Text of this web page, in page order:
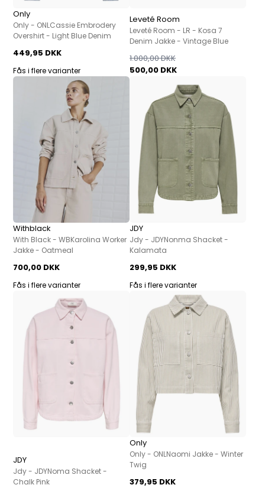
Only
Only - ONLCassie Embrodery
Overshirt - Light Blue Denim
449,95 DKK
Fås i flere varianter
Leveté Room
Leveté Room - LR - Kosa 7
Denim Jakke - Vintage Blue
500,00 DKK
1.000,00 DKK
Withblack
With Black - WBKarolina Worker
Jakke - Oatmeal
700,00 DKK
Fås i flere varianter
JDY
Jdy - JDYNonma Shacket -
Kalamata
299,95 DKK
Fås i flere varianter
JDY
Jdy - JDYNoma Shacket -
Chalk Pink
Only
Only - ONLNaomi Jakke - Winter
Twig
379,95 DKK